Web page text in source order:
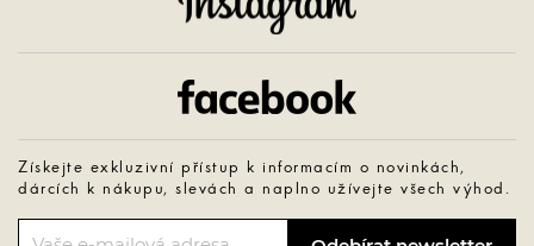
Získejte exkluzivní přístup k informacím o novinkách,
dárcích k nákupu, slevách a naplno užívejte všech výhod.